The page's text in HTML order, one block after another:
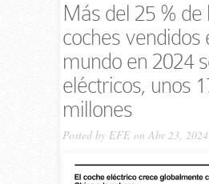
Más del 25 % de
coches vendidos
mundo en 2024
eléctricos, unos
millones
Posted by EFEon Abr 23, 2024